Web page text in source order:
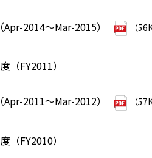
2014～Mar-2015） （
（FY2011）
2011～Mar-2012） （
（FY2010）